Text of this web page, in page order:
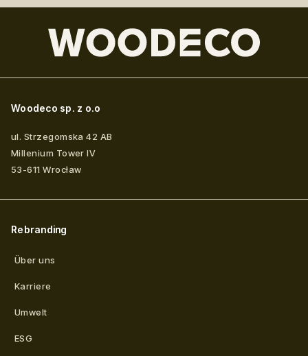
Woodeco sp. z o.o
ul. Strzegomska 42 AB
Millenium Tower IV
53-611 Wrocław
Rebranding
Über uns
Karriere
Umwelt
ESG